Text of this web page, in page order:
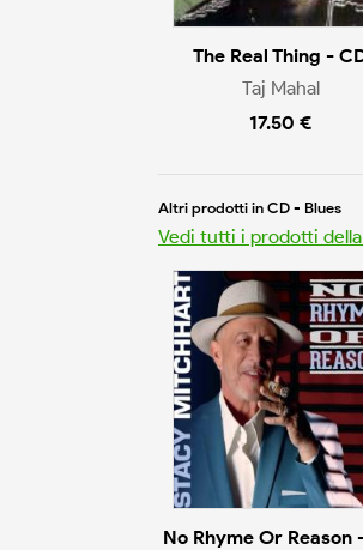
The Real Thing -
Taj Mahal
17.50 €
Altri prodotti in CD - Blues
Vedi tutti i prodotti
No Rhyme Or Reason